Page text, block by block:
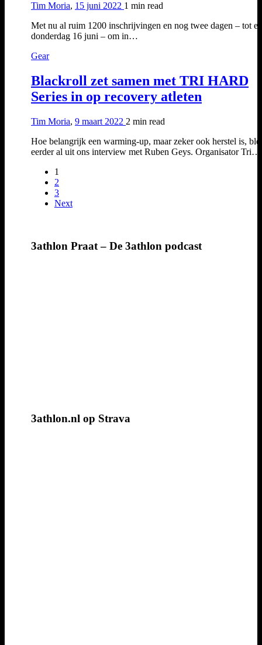
Tim Moria, 15 juni 2022 1 min read
Met nu al ruim 1200 inschrijvingen en nog twee dagen – tot
donderdag 16 juni – om in…
Gear
Blackroll zet samen met TRI HARD
Series in op recovery atleten
Tim Moria, 9 maart 2022 2 min read
Hoe belangrijk een warming-up, maar zeker ook herstel is,
eerder al uit ons interview met Ruben Geys. Organisator Tri…
1
2
3
Next
3athlon Praat – De 3athlon podcast
3athlon.nl op Strava